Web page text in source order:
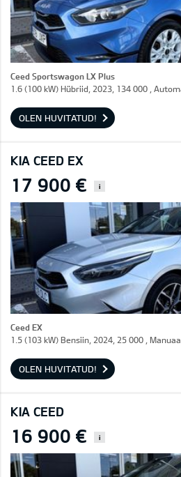
Ceed Sportswagon LX Plus
1.6 (100 kW) Hübriid, 2023, 134 000 ,
OLEN HUVITATUD!
KIA CEED EX
17 900 € i
Ceed EX
1.5 (103 kW) Bensiin, 2024, 25 000 ,
OLEN HUVITATUD!
KIA CEED
16 900 € i